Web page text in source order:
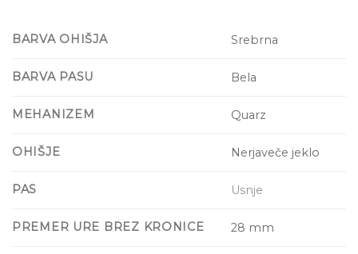
BARVA OHIŠJA Srebrna
BARVA PASU Bela
MEHANIZEM Quarz
OHIŠJE Nerjaveče jeklo
PAS Usnje
PREMER URE BREZ KRONICE 28 mm